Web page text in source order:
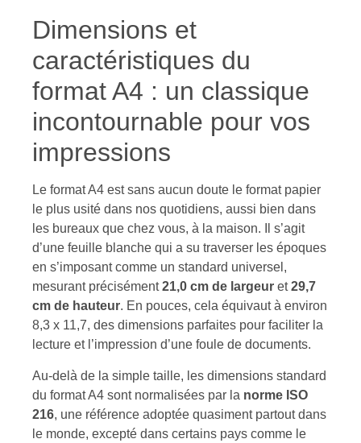
Dimensions et
caractéristiques du
format A4 : un classique
incontournable pour vos
impressions
Le format A4 est sans aucun doute le format papier
le plus usité dans nos quotidiens, aussi bien dans
les bureaux que chez vous, à la maison. Il s’agit
d’une feuille blanche qui a su traverser les époques
en s’imposant comme un standard universel,
mesurant précisément21,0 cm de largeur et29,7
cm de hauteur. En pouces, cela équivaut à environ
8,3 x 11,7, des dimensions parfaites pour faciliter la
lecture et l’impression d’une foule de documents.
Au-delà de la simple taille, les dimensions standard
du format A4 sont normalisées par la norme ISO
216, une référence adoptée quasiment partout dans
le monde, excepté dans certains pays comme le